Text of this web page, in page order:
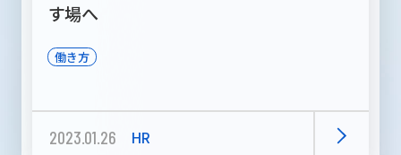
す場へ
働き方
2023.01.26 HR